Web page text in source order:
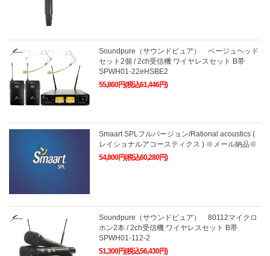
Soundpure（サウンドピュア） ベージュヘッド
セット2個 / 2ch受信機 ワイヤレスセット B帯
SPWH01-22eHSBE2
55,860円(税込61,446円)
Smaart SPLフルバージョン/Rational acoustics (
レイショナルアコースティクス ) ※メール納品※
54,800円(税込60,280円)
Soundpure（サウンドピュア） 80112マイクロ
ホン2本 / 2ch受信機 ワイヤレスセット B帯
SPWH01-112-2
51,300円(税込56,430円)